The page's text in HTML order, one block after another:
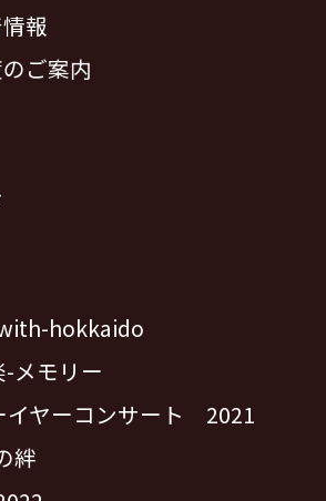
報
ご案内
hokkaido
メモリー
ヤーコンサート 2021
絆